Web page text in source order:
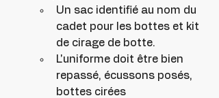
Un sac identifié au nom du
cadet pour les bottes et kit
de cirage de botte.
L'uniforme doit être bien
repassé, écussons posés,
bottes cirées